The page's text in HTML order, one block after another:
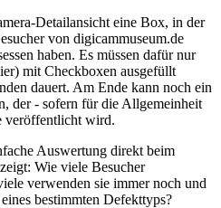
Detailansicht eine Box, in der
von digicammuseum.de
haben. Es müssen dafür nur
mit Checkboxen ausgefüllt
dauert. Am Ende kann noch ein
der - sofern für die Allgemeinheit
veröffentlicht wird.
Auswertung direkt beim
Wie viele Besucher
verwenden sie immer noch und
bestimmten Defekttyps?